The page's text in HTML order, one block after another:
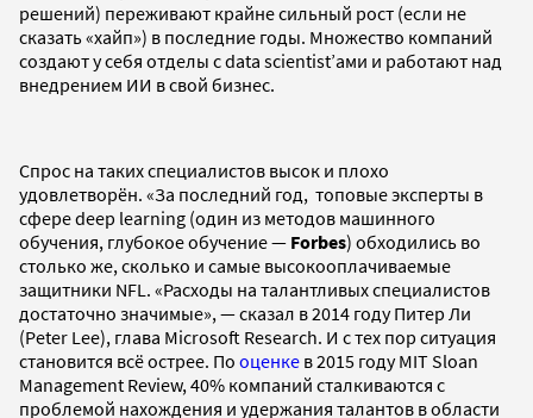
решений) переживают крайне сильный рост (если не
сказать «хайп») в последние годы. Множество компаний
создают у себя отделы с data scientist’ами и работают над
внедрением ИИ в свой бизнес.
Спрос на таких специалистов высок и плохо
удовлетворён. «За последний год, топовые эксперты в
сфере deep learning (один из методов машинного
обучения, глубокое обучение— Forbes) обходились во
столько же, сколько и самые высокооплачиваемые
защитники NFL. «Расходы на талантливых специалистов
достаточно значимые», —сказал в 2014 годуПитер Ли
(Peter Lee), глава Microsoft Research. И с тех пор ситуация
становится всё острее. По оценке в 2015 году MIT Sloan
Management Review, 40% компаний сталкиваются с
проблемой нахождения и удержания талантов в области